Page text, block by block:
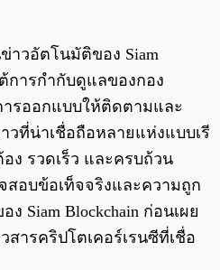
าวอัตโนมัติของ Siam
การกำกับดูแลของกอง
รออกแบบให้ติดตามและ
ที่น่าเชื่อถือหลายแห่งแบบเรี
ง รวดเร็ว และครบถ้วน
สอบข้อเท็จจริงและความถูก
Siam Blockchain ก่อนเผย
ารคริปโตเคอร์เรนซีที่เชื่อ